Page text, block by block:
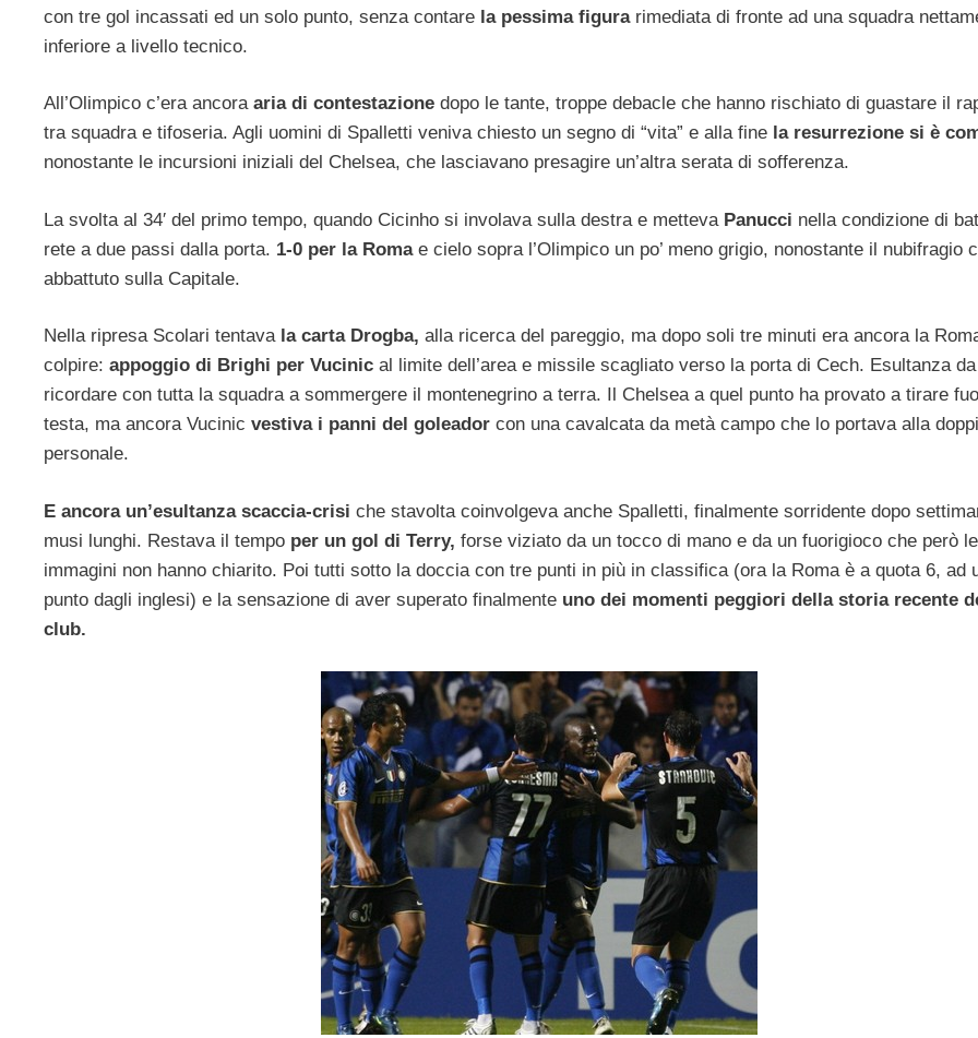
con tre gol incassati ed un solo punto, senza contare la pessima figura rimediata di fronte ad una squadra
inferiore a livello tecnico.
All’Olimpico c’era ancora aria di contestazione dopo le tante, troppe debacle che hanno rischiato di guastare il
tra squadra e tifoseria. Agli uomini di Spalletti veniva chiesto un segno di “vita” e alla fine la resurrezione si è
nonostante le incursioni iniziali del Chelsea, che lasciavano presagire un’altra serata di sofferenza.
La svolta al 34′ del primo tempo, quando Cicinho si involava sulla destra e metteva Panucci nella condizione di
rete a due passi dalla porta. 1-0 per la Romae cielo sopra l’Olimpico un po’ meno grigio, nonostante il nubifragio
abbattuto sulla Capitale.
Nella ripresa Scolari tentavala carta Drogba, alla ricerca del pareggio, ma dopo soli tre minuti era ancora la
colpire: appoggio di Brighi per Vucinic al limite dell’area e missile scagliato verso la porta di Cech. Esultanza da
ricordare con tutta la squadra a sommergere il montenegrino a terra. Il Chelsea a quel punto ha provato a tirare
testa, ma ancora Vucinic vestiva i panni del goleador con una cavalcata da metà campo che lo portava alla
personale.
E ancora un’esultanza scaccia-crisi che stavolta coinvolgeva anche Spalletti, finalmente sorridente dopo
musi lunghi. Restava il tempo per un gol di Terry, forse viziato da un tocco di mano e da un fuorigioco che però le
immagini non hanno chiarito. Poi tutti sotto la doccia con tre punti in più in classifica (ora la Roma è a quota 6, ad
punto dagli inglesi) e la sensazione di aver superato finalmente uno dei momenti peggiori della storia recente
club.